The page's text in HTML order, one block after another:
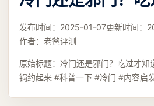
发布时间： 2025-01-07更新时间：
作者： 老爸评测
原始标题： 冷门还是邪门？吃过才
锅约起来 #科普一下 #冷门 #内容启